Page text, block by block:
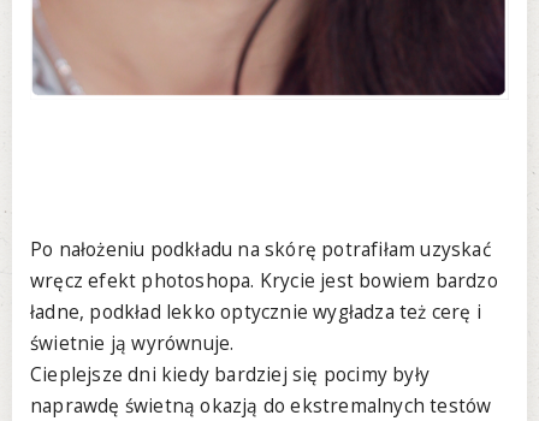
Po nałożeniu podkładu na skórę potrafiłam uzyskać
wręcz efekt photoshopa. Krycie jest bowiem bardzo
ładne, podkład lekko optycznie wygładza też cerę i
świetnie ją wyrównuje.
Cieplejsze dni kiedy bardziej się pocimy były
naprawdę świetną okazją do ekstremalnych testów